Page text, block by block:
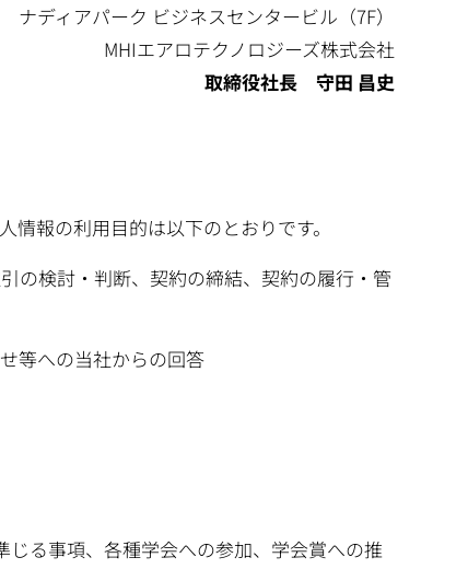
ナディアパーク ビジネスセンタービル（7F）
MHIエアロテクノロジーズ株式会社
取締役社長 守田 昌史
報の利用目的は以下のとおりです。
の検討・判断、契約の締結、契約の履行・管
等への当社からの回答
る事項、各種学会への参加、学会賞への推